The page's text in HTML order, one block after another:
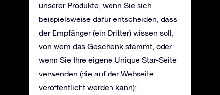
unserer Produkte, wenn Sie sich
beispielsweise dafür entscheiden, dass
der Empfänger (ein Dritter) wissen soll,
von wem das Geschenk stammt, oder
wenn Sie Ihre eigene Unique Star-Seite
verwenden (die auf der Webseite
veröffentlicht werden kann);